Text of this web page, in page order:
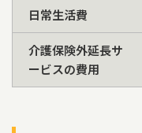
日常生活費
介護保険外延長サ
ービスの費用